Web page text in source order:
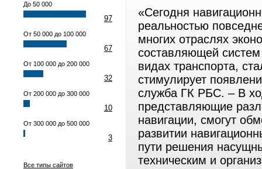
До 50 000
97
От 50 000 до 100 000
67
От 100 000 до 200 000
32
От 200 000 до 300 000
10
От 300 000 до 500 000
3
Все типы сайтов
«Сегодня
реальностью
многих отраслях
составляющей систем
видах транспорта,
стимулирует
служба ГК РБС. – В
представляющие
навигации, смогут
развитии
пути решения
техническим и